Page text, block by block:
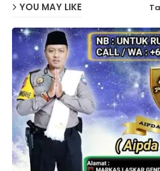
YOU MAY LIKE